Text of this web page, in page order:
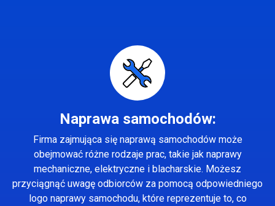
Naprawa samochodów:
Firma zajmująca się naprawą samochodów może
obejmować różne rodzaje prac, takie jak naprawy
mechaniczne, elektryczne i blacharskie. Możesz
przyciągnąć uwagę odbiorców za pomocą odpowiedniego
logo naprawy samochodu, które reprezentuje to, co